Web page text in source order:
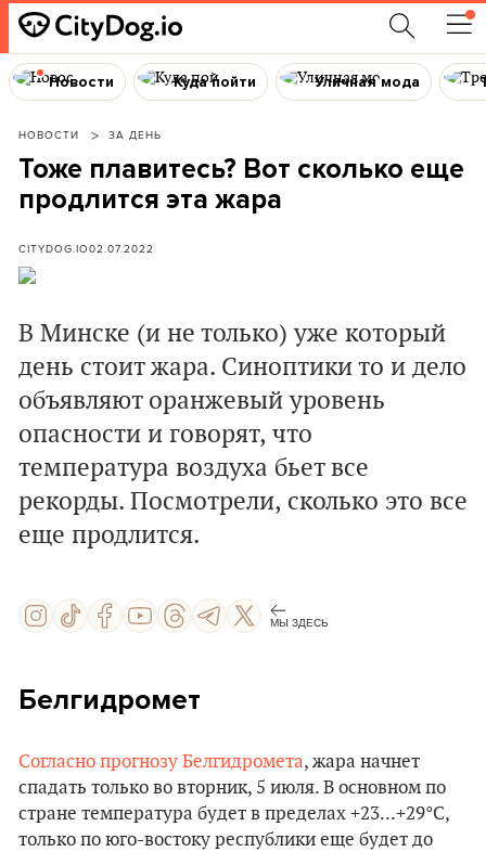
Новости Куда пойти Уличная мода
НОВОСТИ ЗА ДЕНЬ
Тоже плавитесь? Вот сколько еще
продлится эта жара
CITYDOG.IO02.07.2022
В Минске (и не только) уже который
день стоит жара. Синоптики то и дело
объявляют оранжевый уровень
опасности и говорят, что
температура воздуха бьет все
рекорды. Посмотрели, сколько это все
еще продлится.
МЫ ЗДЕСЬ
Белгидромет
Согласно прогнозу Белгидромета, жара начнет
спадать только во вторник, 5 июля. В основном по
стране температура будет в пределах +23...+29°С,
только по юго-востоку республики еще будет до